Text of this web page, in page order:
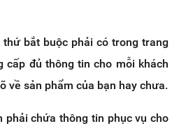
bắt buộc phải có trong trang
cấp đủ thông tin cho mỗi khách
về sản phẩm của bạn hay chưa.
phải chứa thông tin phục vụ cho